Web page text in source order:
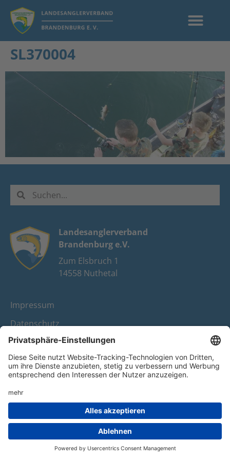
SL370004
Landesanglerverband
Brandenburg e.V.
Zum Elsbruch 1
14558 Nuthetal
Impressum
Datenschutz
FAQ
Youtube